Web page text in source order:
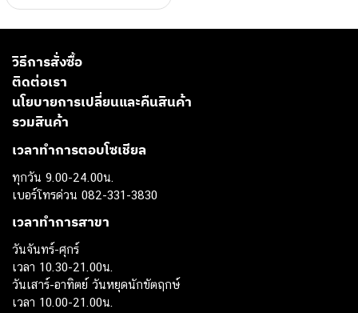
วิธีการสั่งซื้อ
ติดต่อเรา
นโยบายการเปลี่ยนและคืนสินค้า
รวมสินค้า
เวลาทำการตอบโซเชียล
ทุกวัน 9.00-24.00น.
เบอร์โทรด่วน 082-331-3830
เวลาทำการสาขา
วันจันทร์-ศุกร์
เวลา 10.30-21.00น.
วันเสาร์-อาทิตย์ วันหยุดนักขัตฤกษ์
เวลา 10.00-21.00น.